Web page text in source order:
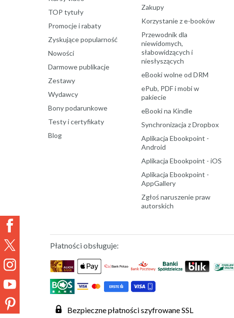
TOP tytuły
Promocje i rabaty
Zyskujące popularność
Nowości
Darmowe publikacje
Zestawy
Wydawcy
Bony podarunkowe
Testy i certyfikaty
Blog
Zakupy
Korzystanie z e-booków
Przewodnik dla
niewidomych,
słabowidzących i
niesłyszących
eBooki wolne od DRM
ePub, PDF i mobi w
pakiecie
eBooki na Kindle
Synchronizacja z Dropbox
Aplikacja Ebookpoint -
Android
Aplikacja Ebookpoint - iOS
Aplikacja Ebookpoint -
AppGallery
Zgłoś naruszenie praw
autorskich
Płatności obsługuje:
Bezpieczne płatności szyfrowane SSL